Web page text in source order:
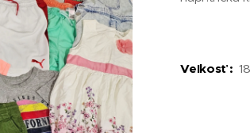
Veľkosť :